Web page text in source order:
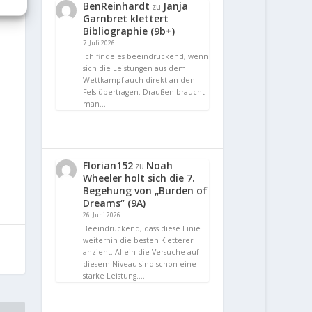
BenReinhardt zu Janja
Garnbret klettert
Bibliographie (9b+)
7. Juli 2026
Ich finde es beeindruckend, wenn
sich die Leistungen aus dem
Wettkampf auch direkt an den
Fels übertragen. Draußen braucht
man…
Florian152 zu Noah
Wheeler holt sich die 7.
Begehung von „Burden of
Dreams“ (9A)
26. Juni 2026
Beeindruckend, dass diese Linie
weiterhin die besten Kletterer
anzieht. Allein die Versuche auf
diesem Niveau sind schon eine
starke Leistung.…